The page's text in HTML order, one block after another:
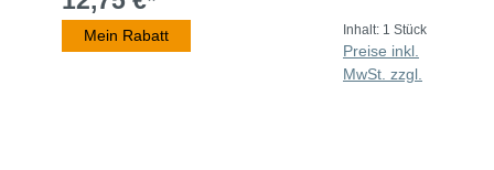
Mein Rabatt Inhalt: 1 Stück
Preise inkl.
MwSt. zzgl.